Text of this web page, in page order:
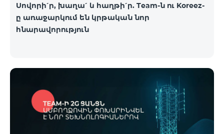
Սովորի՛ր, խաղա՛ և հաղթի՛ր. Team-ն ու Koreez-
ը առաջարկում են կրթական նոր
հնարավորություն